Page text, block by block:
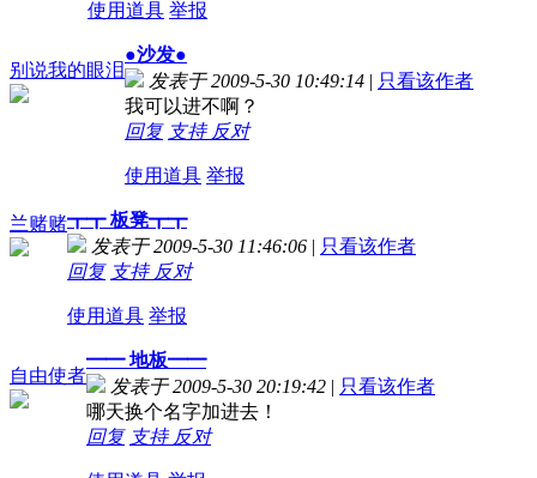
使用道具 举报
别说我的眼泪
●沙发●
发表于 2009-5-30 10:49:14 | 只看该作者
我可以进不啊？
回复 支持 反对
使用道具 举报
兰赌赌┳┳ 板凳┳┳
发表于 2009-5-30 11:46:06 | 只看该作者
回复 支持 反对
使用道具 举报
自由使者
━━ 地板━━
发表于 2009-5-30 20:19:42 | 只看该作者
哪天换个名字加进去！
回复 支持 反对